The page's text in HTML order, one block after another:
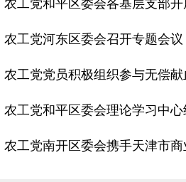
农工党和平区委会各基层支部
农工党河东区委会召开专题会议
农工党党员积极组织参与无偿献
农工党和平区委会理论学习中心
农工党南开区委会携手天津市